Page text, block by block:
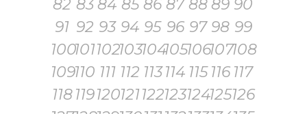
82 83 84 85 86 87 88 89 90
91 92 93 94 95 96 97 98 99
100101102103104105106107108
109110 111 112 113 114 115 116 117
118 119120121122123124125126